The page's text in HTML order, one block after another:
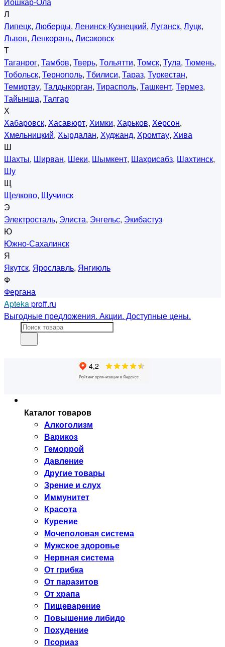
Л
Липецк, Люберцы, Ленинск-Кузнецкий, Луганск, Луцк,
Львов, Ленкорань, Лисаковск
Т
Таганрог, Тамбов, Тверь, Тольятти, Томск, Тула, Тюмень,
Тобольск, Тернополь, Тбилиси, Тараз, Туркестан,
Темиртау, Талдыкорган, Тирасполь, Ташкент, Термез,
Тайынша, Талгар
Х
Хабаровск, Хасавюрт, Химки, Харьков, Херсон,
Хмельницкий, Хырдалан, Худжанд, Хромтау, Хива
Ш
Шахты, Ширван, Шеки, Шымкент, Шахрисабз, Шахтинск,
Шу
Щ
Щелково, Щучинск
Э
Электросталь, Элиста, Энгельс, Экибастуз
Ю
Южно-Сахалинск
Я
Якутск, Ярославль, Янгиюль
Ф
Фергана
Aptekaproff.ru
Выгодные предложения. Акции. Доступные цены.
Каталог товаров
Алкоголизм
Варикоз
Геморрой
Давление
Другие товары
Зрение и слух
Иммунитет
Красота
Курение
Мочеполовая система
Мужское здоровье
Нервная система
От грибка
От паразитов
От храпа
Пищеварение
Повышение либидо
Похудение
Псориаз